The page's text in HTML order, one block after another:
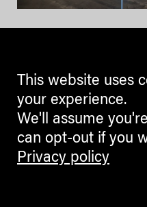
A22 in mostra alle
CLAUDIA GELATI
This website uses
your experience.
We'll assume
can opt-out if you
Privacy policy